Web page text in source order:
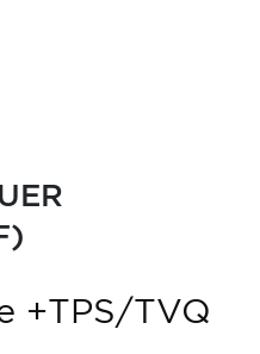
+TPS/TVQ